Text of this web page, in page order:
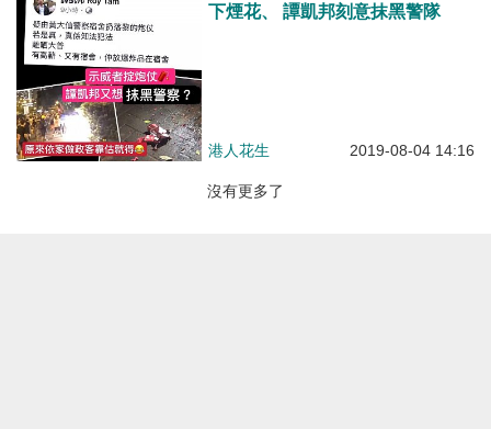
下煙花、 譚凱邦刻意抹黑警隊
港人花生 2019-08-04 14:16
沒有更多了